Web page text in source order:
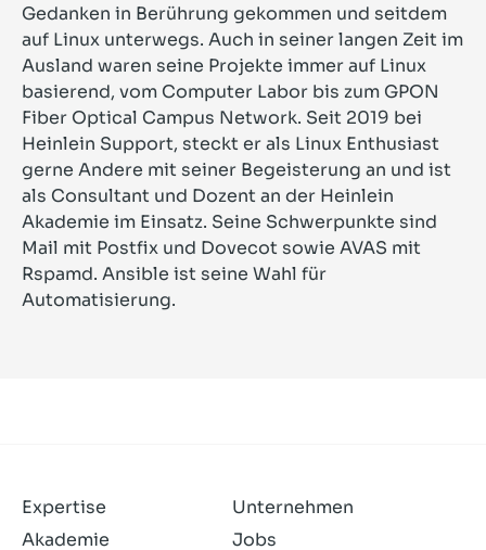
Gedanken in Berührung gekommen und seitdem
auf Linux unterwegs. Auch in seiner langen Zeit im
Ausland waren seine Projekte immer auf Linux
basierend, vom Computer Labor bis zum GPON
Fiber Optical Campus Network. Seit 2019 bei
Heinlein Support, steckt er als Linux Enthusiast
gerne Andere mit seiner Begeisterung an und ist
als Consultant und Dozent an der Heinlein
Akademie im Einsatz. Seine Schwerpunkte sind
Mail mit Postfix und Dovecot sowie AVAS mit
Rspamd. Ansible ist seine Wahl für
Automatisierung.
Expertise
Akademie
Unternehmen
Jobs